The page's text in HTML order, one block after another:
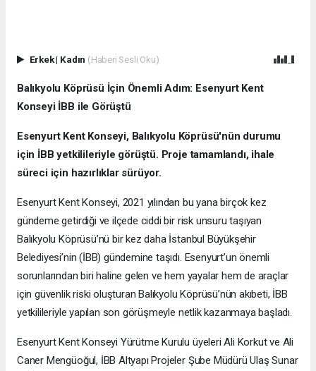
Erkek| Kadın (Haberi Sesli Oku)
Balıkyolu Köprüsü İçin Önemli Adım: Esenyurt Kent
Konseyi İBB ile Görüştü
Esenyurt Kent Konseyi, Balıkyolu Köprüsü'nün durumu
için İBB yetkilileriyle görüştü. Proje tamamlandı, ihale
süreci için hazırlıklar sürüyor.
Esenyurt Kent Konseyi, 2021 yılından bu yana birçok kez
gündeme getirdiği ve ilçede ciddi bir risk unsuru taşıyan
Balıkyolu Köprüsü’nü bir kez daha İstanbul Büyükşehir
Belediyesi’nin (İBB) gündemine taşıdı. Esenyurt’un önemli
sorunlarından biri haline gelen ve hem yayalar hem de araçlar
için güvenlik riski oluşturan Balıkyolu Köprüsü’nün akıbeti, İBB
yetkilileriyle yapılan son görüşmeyle netlik kazanmaya başladı.
Esenyurt Kent Konseyi Yürütme Kurulu üyeleri Ali Korkut ve Ali
Caner Mengüoğul, İBB Altyapı Projeler Şube Müdürü Ulaş Sunar